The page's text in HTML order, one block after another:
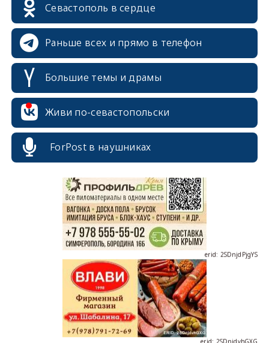
Севастополь в сердце
Раньше всех и прямо в телефон
Большие темы и драмы
Живи по-севастопольски
ForPost в наушниках
erid: 2SDnjdvhGXG